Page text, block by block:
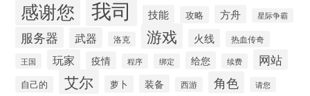
感谢您 我司 技能 攻略 方舟 星际争霸
服务器 武器 洛克 游戏 火线 热血传奇
王国 玩家 疫情 程序 绑定 给您 续费 网站
自己的 艾尔 萝卜 装备 西游 角色 请您